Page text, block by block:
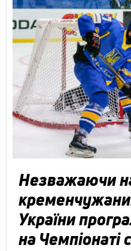
Незважаючи
України
на Чемпіонаті